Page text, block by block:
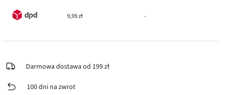
9,99 zł -
Darmowa dostawa od 199 zł
100 dni na zwrot